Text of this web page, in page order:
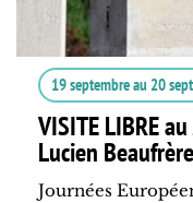
19 septembreau 20
VISITE LIBRE
Lucien Beaufrère
Journées